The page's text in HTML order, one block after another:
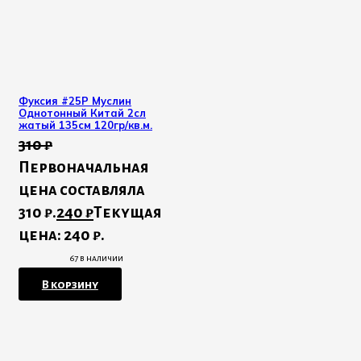
Фуксия #25Р Муслин
Однотонный Китай 2сл
жатый 135см 120гр/кв.м.
310₽
Первоначальная
цена составляла
310 ₽.240₽Текущая
цена: 240 ₽.
67 в наличии
В корзину